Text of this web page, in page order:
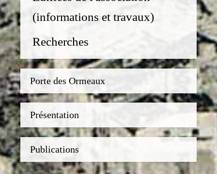
(informations et travaux)
Recherches
Porte des Ormeaux
Présentation
Publications